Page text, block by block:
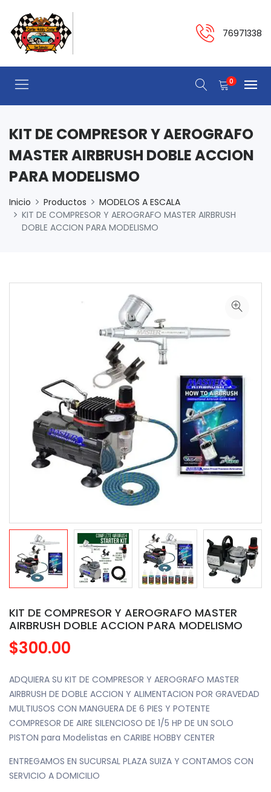
76971338
0
KIT DE COMPRESOR Y AEROGRAFO
MASTER AIRBRUSH DOBLE ACCION
PARA MODELISMO
Inicio Productos
MODELOS A ESCALA
KIT DE COMPRESOR Y AEROGRAFO MASTER AIRBRUSH
DOBLE ACCION PARA MODELISMO
KIT DE COMPRESOR Y AEROGRAFO MASTER
AIRBRUSH DOBLE ACCION PARA MODELISMO
$300.00
ADQUIERA SU KIT DE COMPRESOR Y AEROGRAFO MASTER
AIRBRUSH DE DOBLE ACCION Y ALIMENTACION POR GRAVEDAD
MULTIUSOS CON MANGUERA DE 6 PIES Y POTENTE
COMPRESOR DE AIRE SILENCIOSO DE 1/5 HP DE UN SOLO
PISTON para Modelistas en CARIBE HOBBY CENTER
ENTREGAMOS EN SUCURSAL PLAZA SUIZA Y CONTAMOS CON
SERVICIO A DOMICILIO